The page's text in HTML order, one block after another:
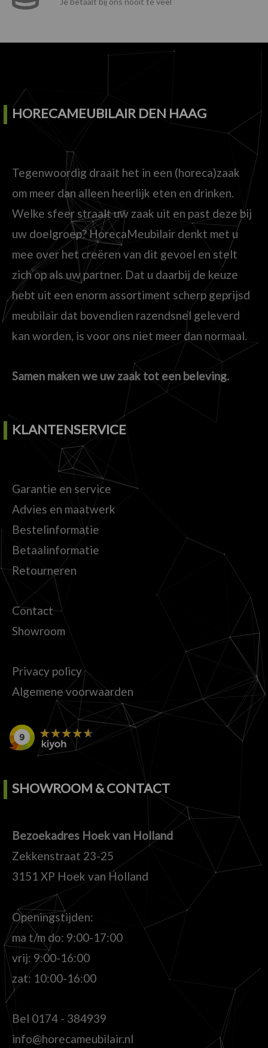
HORECAMEUBILAIR DEN HAAG
Tegenwoordig draait het in een (horeca)zaak
om meer dan alleen heerlijk eten en drinken.
Welke sfeer straalt uw zaak uit en past deze bij
uw doelgroep? HorecaMeubilair denkt met u
mee over het creëren van dit gevoel en stelt
zich op als uw partner. Dat u daarbij de keuze
hebt uit een enorm assortiment scherp geprijsd
meubilair dat bovendien razendsnel geleverd
kan worden, is voor ons niet meer dan normaal.
Samen maken we uw zaak tot een beleving.
KLANTENSERVICE
Garantie en service
Advies en maatwerk
Bestelinformatie
Betaalinformatie
Retourneren
Contact
Showroom
Privacy policy
Algemene voorwaarden
SHOWROOM & CONTACT
Bezoekadres Hoek van Holland
Zekkenstraat 23-25
3151 XP Hoek van Holland
Openingstijden:
ma t/m do: 9:00-17:00
vrij: 9:00-16:00
zat: 10:00-16:00
Bel 0174 - 384939
info@horecameubilair.nl